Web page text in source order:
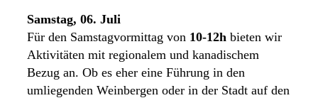
Samstag, 06. Juli
Für den Samstagvormittag von 10-12h bieten wir
Aktivitäten mit regionalem und kanadischem
Bezug an. Ob es eher eine Führung in den
umliegenden Weinbergen oder in der Stadt auf den